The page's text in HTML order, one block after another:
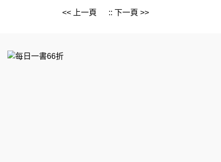
<< 上一頁 :: 下一頁 >>